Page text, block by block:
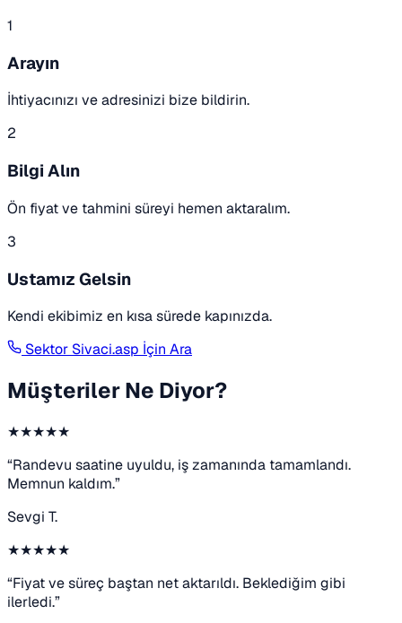
1
Arayın
İhtiyacınızı ve adresinizi bize bildirin.
2
Bilgi Alın
Ön fiyat ve tahmini süreyi hemen aktaralım.
3
Ustamız Gelsin
Kendi ekibimiz en kısa sürede kapınızda.
Sektor Sivaci.asp İçin Ara
Müşteriler Ne Diyor?
★★★★★
“Randevu saatine uyuldu, iş zamanında tamamlandı.
Memnun kaldım.”
Sevgi T.
★★★★★
“Fiyat ve süreç baştan net aktarıldı. Beklediğim gibi
ilerledi.”